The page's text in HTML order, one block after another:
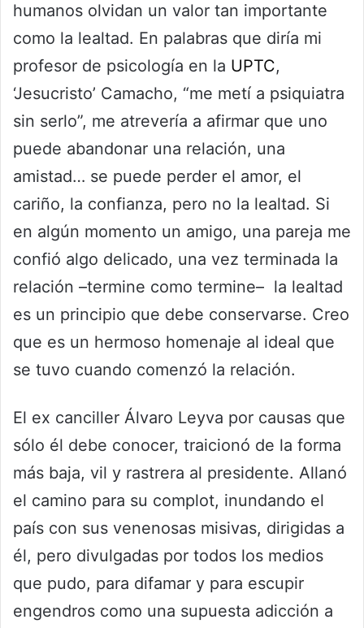
humanos olvidan un valor tan importante
como la lealtad. En palabras que diría mi
profesor de psicología en la UPTC,
‘Jesucristo’ Camacho, “me metí a psiquiatra
sin serlo”, me atrevería a afirmar que uno
puede abandonar una relación, una
amistad… se puede perder el amor, el
cariño, la confianza, pero no la lealtad. Si
en algún momento un amigo, una pareja me
confió algo delicado, una vez terminada la
relación –termine como termine– la lealtad
es un principio que debe conservarse. Creo
que es un hermoso homenaje al ideal que
se tuvo cuando comenzó la relación.
El ex canciller Álvaro Leyva por causas que
sólo él debe conocer, traicionó de la forma
más baja, vil y rastrera al presidente. Allanó
el camino para su complot, inundando el
país con sus venenosas misivas, dirigidas a
él, pero divulgadas por todos los medios
que pudo, para difamar y para escupir
engendros como una supuesta adicción a